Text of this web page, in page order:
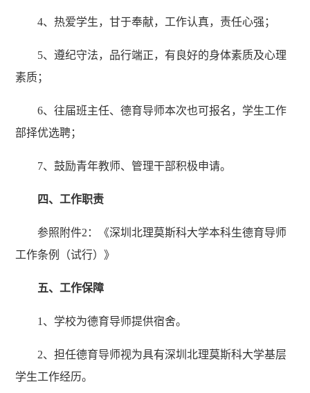
4、热爱学生，甘于奉献，工作认真，责任心强；
5、遵纪守法，品行端正，有良好的身体素质及心理
素质；
6、往届班主任、德育导师本次也可报名，学生工作
部择优选聘；
7、鼓励青年教师、管理干部积极申请。
四、工作职责
参照附件2：《深圳北理莫斯科大学本科生德育导师
工作条例（试行）》
五、工作保障
1、学校为德育导师提供宿舍。
2、担任德育导师视为具有深圳北理莫斯科大学基层
学生工作经历。